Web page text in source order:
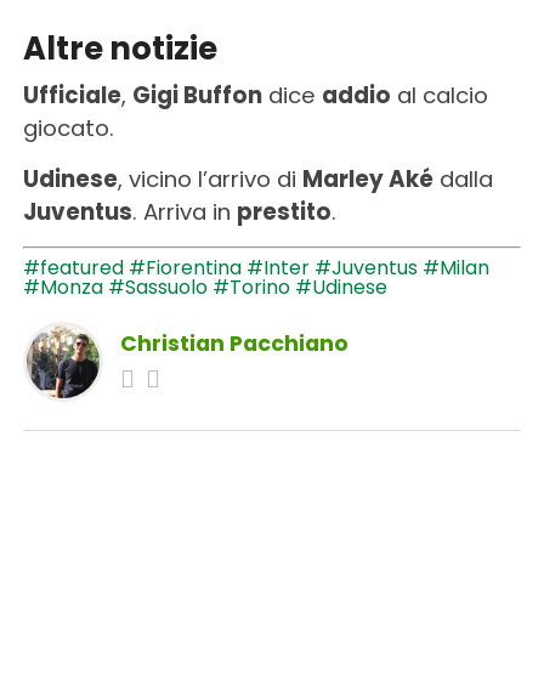
Altre notizie
Ufficiale, Gigi Buffondice addio al calcio
giocato.
Udinese, vicino l’arrivo di Marley Akédalla
Juventus. Arriva in prestito.
#featured #Fiorentina #Inter #Juventus #Milan
#Monza #Sassuolo #Torino #Udinese
Christian Pacchiano